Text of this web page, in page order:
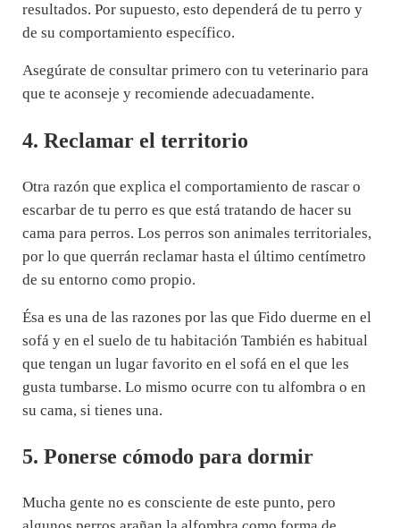
resultados. Por supuesto, esto dependerá de tu perro y
de su comportamiento específico.
Asegúrate de consultar primero con tu veterinario para
que te aconseje y recomiende adecuadamente.
4. Reclamar el territorio
Otra razón que explica el comportamiento de rascar o
escarbar de tu perro es que está tratando de hacer su
cama para perros. Los perros son animales territoriales,
por lo que querrán reclamar hasta el último centímetro
de su entorno como propio.
Ésa es una de las razones por las que Fido duerme en el
sofá y en el suelo de tu habitación También es habitual
que tengan un lugar favorito en el sofá en el que les
gusta tumbarse. Lo mismo ocurre con tu alfombra o en
su cama, si tienes una.
5. Ponerse cómodo para dormir
Mucha gente no es consciente de este punto, pero